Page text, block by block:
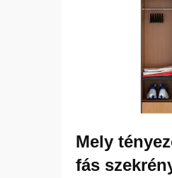
Mely
fás